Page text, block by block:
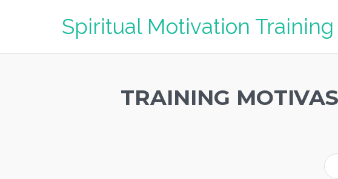
Spiritual Motivation Training
TRAINING